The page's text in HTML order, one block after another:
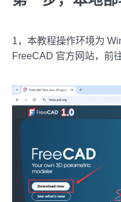
1，本教程操作环境为
FreeCAD 官方网站，前